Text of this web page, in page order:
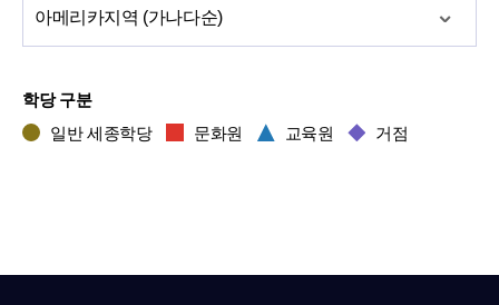
아메리카지역 (가나다순)
학당 구분
일반 세종학당
문화원 교육원 거점